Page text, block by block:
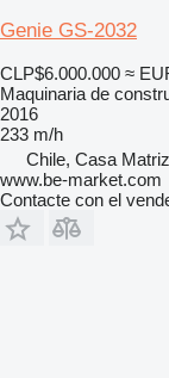
Genie GS-2032
CLP$6.000.000 ≈
Maquinaria de
2016
233 m/h
Chile, Casa Matriz
www.be-market.com
Contacte con el